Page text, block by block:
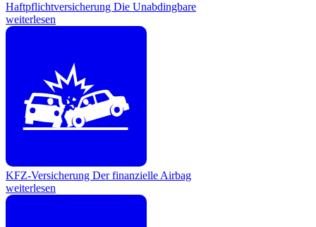
Haftpflichtversicherung Die Unabdingbare
weiterlesen
KFZ-Versicherung Der finanzielle Airbag
weiterlesen